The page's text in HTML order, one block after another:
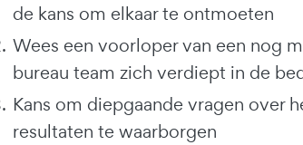
de kans om elkaar te ontmoeten
Wees een voorloper van een nog
bureau team zich verdiept in de
Kans om diepgaande vragen over
resultaten te waarborgen